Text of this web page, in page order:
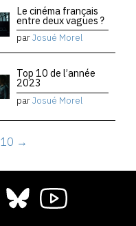
Le cinéma français
entre deux vagues ?
parJosué Morel
Top 10 de l’année
2023
parJosué Morel
10 →